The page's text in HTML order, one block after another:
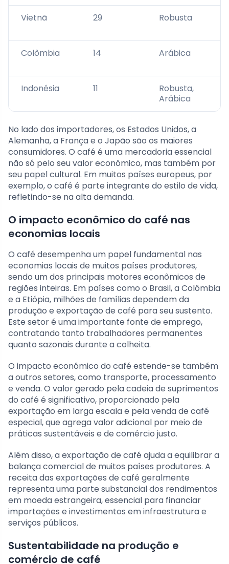
Vietnã 29 Robusta
Colômbia 14 Arábica
Indonésia 11
Robusta,
Arábica
No lado dos importadores, os Estados Unidos, a
Alemanha, a França e o Japão são os maiores
consumidores. O café é uma mercadoria essencial
não só pelo seu valor econômico, mas também por
seu papel cultural. Em muitos países europeus, por
exemplo, o café é parte integrante do estilo de vida,
refletindo-se na alta demanda.
O impacto econômico do café nas
economias locais
O café desempenha um papel fundamental nas
economias locais de muitos países produtores,
sendo um dos principais motores econômicos de
regiões inteiras. Em países como o Brasil, a Colômbia
e a Etiópia, milhões de famílias dependem da
produção e exportação de café para seu sustento.
Este setor é uma importante fonte de emprego,
contratando tanto trabalhadores permanentes
quanto sazonais durante a colheita.
O impacto econômico do café estende-se também
a outros setores, como transporte, processamento
e venda. O valor gerado pela cadeia de suprimentos
do café é significativo, proporcionado pela
exportação em larga escala e pela venda de café
especial, que agrega valor adicional por meio de
práticas sustentáveis e de comércio justo.
Além disso, a exportação de café ajuda a equilibrar a
balança comercial de muitos países produtores. A
receita das exportações de café geralmente
representa uma parte substancial dos rendimentos
em moeda estrangeira, essencial para financiar
importações e investimentos em infraestrutura e
serviços públicos.
Sustentabilidade na produção e
comércio de café